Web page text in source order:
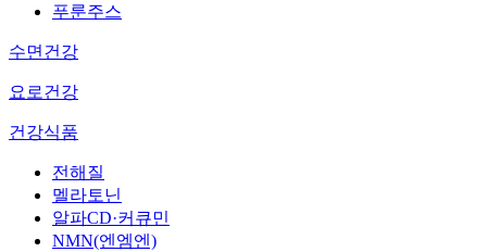
푸룬주스
수면건강
요로건강
건강식품
전해질
멜라토닌
알파CD·커큐민
NMN(엔엠엔)